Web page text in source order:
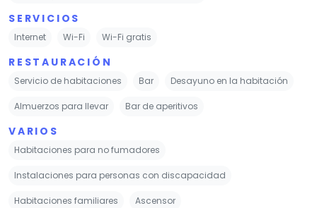
SERVICIOS
Internet Wi-Fi Wi-Fi gratis
RESTAURACIÓN
Servicio de habitaciones Bar Desayuno en la habitación
Almuerzos para llevar Bar de aperitivos
VARIOS
Habitaciones para no fumadores
Instalaciones para personas con discapacidad
Habitaciones familiares Ascensor